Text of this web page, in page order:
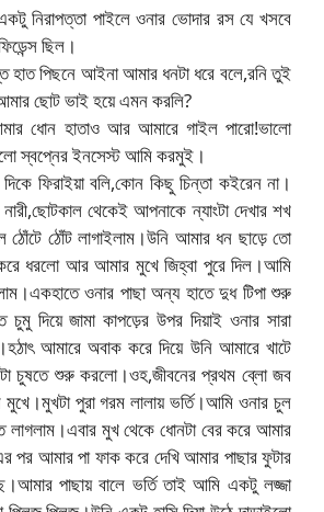
নিরাপত্তা পাইলে ওনার ভোদার রস যে খসবে
ছিল।
পিছনে আইনা আমার ধনটা ধরে বলে,রনি তুই
ছোট ভাই হয়ে এমন করলি?
ধোন হাতাও আর আমারে গাইল পারো!ভালো
স্বপ্নের ইনসেস্ট আমি করমুই।
ফিরাইয়া বলি,কোন কিছু চিন্তা কইরেন না।
থেকেই আপনাকে ন্যাংটা দেখার শখ
ঠোঁটে ঠোঁট লাগাইলাম।উনি আমার ধন ছাড়ে তো
ধরলো আর আমার মুখে জিহ্বা পুরে দিল।আমি
ওনার পাছা অন্য হাতে দুধ টিপা শুরু
দিয়ে জামা কাপড়ের উপর দিয়াই ওনার সারা
আমারে অবাক করে দিয়ে উনি আমারে খাটে
চুষতে শুরু করলো।ওহ,জীবনের প্রথম ব্লো জব
পুরা গরম লালায় ভর্তি।আমি ওনার চুল
লাগলাম।এবার মুখ থেকে ধোনটা বের করে আমার
পর আমার পা ফাক করে দেখি আমার পাছার ফুটার
পাছায় বালে ভর্তি তাই আমি একটু লজ্জা